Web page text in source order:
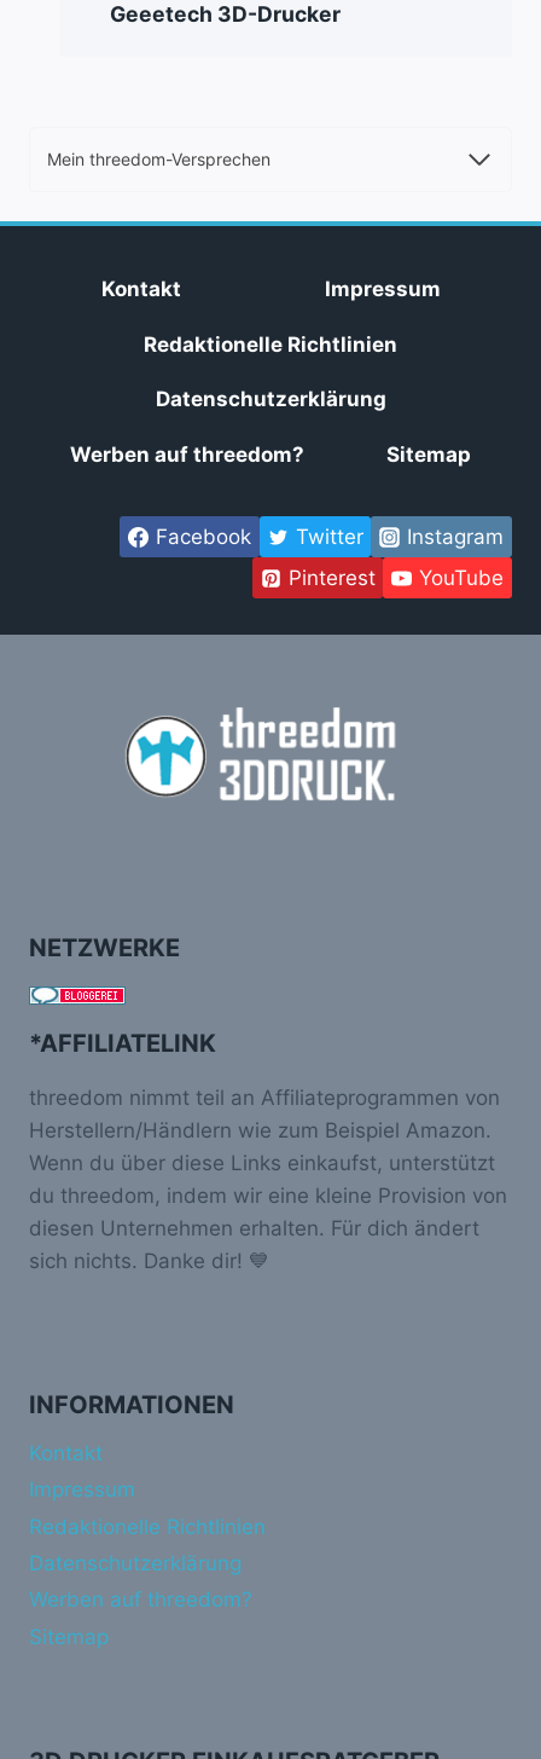
Geeetech 3D-Drucker
Mein threedom-Versprechen
Kontakt Impressum
Redaktionelle Richtlinien
Datenschutzerklärung
Werben auf threedom? Sitemap
Facebook Twitter
Instagram
Pinterest
YouTube
NETZWERKE
*AFFILIATELINK
threedom nimmt teil an Affiliateprogrammen von
Herstellern/Händlern wie zum Beispiel Amazon.
Wenn du über diese Links einkaufst, unterstützt
du threedom, indem wir eine kleine Provision von
diesen Unternehmen erhalten. Für dich ändert
sich nichts. Danke dir! 💙
INFORMATIONEN
Kontakt
Impressum
Redaktionelle Richtlinien
Datenschutzerklärung
Werben auf threedom?
Sitemap